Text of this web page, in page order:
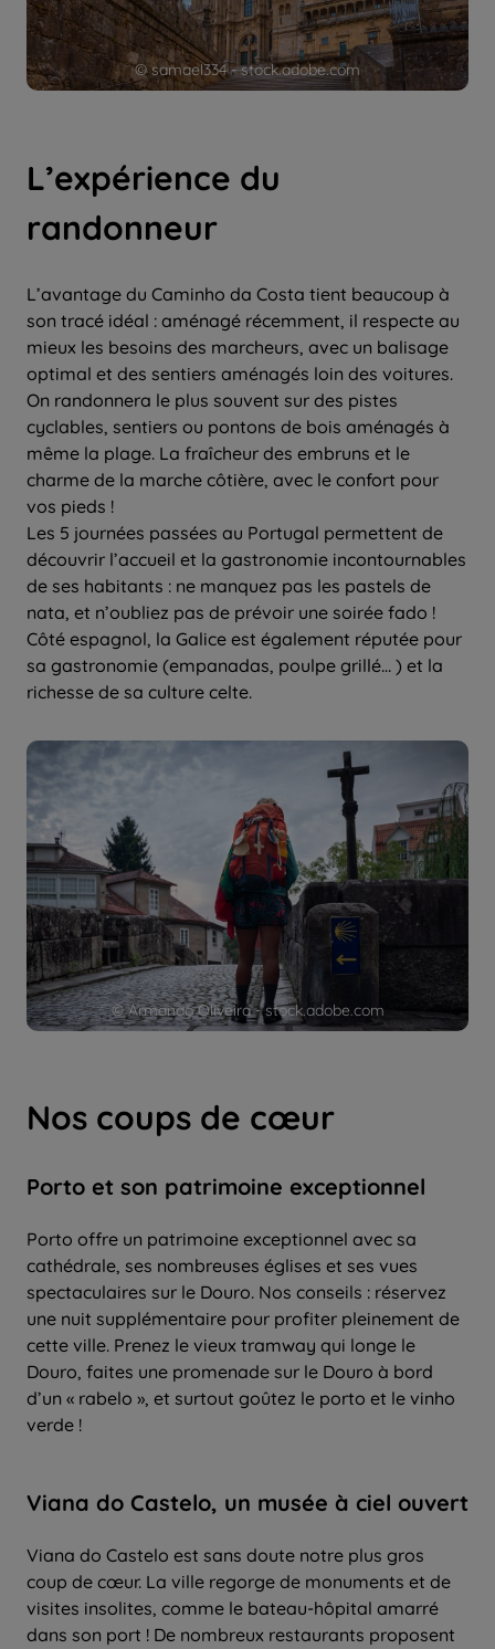
© samael334 - stock.adobe.com
© Armando Oliveira - stock.adobe.com
L’expérience du
randonneur
L’avantage du Caminho da Costa tient beaucoup à
son tracé idéal : aménagé récemment, il respecte au
mieux les besoins des marcheurs, avec un balisage
optimal et des sentiers aménagés loin des voitures.
On randonnera le plus souvent sur des pistes
cyclables, sentiers ou pontons de bois aménagés à
même la plage. La fraîcheur des embruns et le
charme de la marche côtière, avec le confort pour
vos pieds !
Les 5 journées passées au Portugal permettent de
découvrir l’accueil et la gastronomie incontournables
de ses habitants : ne manquez pas les pastels de
nata, et n’oubliez pas de prévoir une soirée fado !
Côté espagnol, la Galice est également réputée pour
sa gastronomie (empanadas, poulpe grillé… ) et la
richesse de sa culture celte.
Nos coups de cœur
Porto et son patrimoine exceptionnel
Porto offre un patrimoine exceptionnel avec sa
cathédrale, ses nombreuses églises et ses vues
spectaculaires sur le Douro. Nos conseils : réservez
une nuit supplémentaire pour profiter pleinement de
cette ville. Prenez le vieux tramway qui longe le
Douro, faites une promenade sur le Douro à bord
d’un « rabelo », et surtout goûtez le porto et le vinho
verde !
Viana do Castelo, un musée à ciel ouvert
Viana do Castelo est sans doute notre plus gros
coup de cœur. La ville regorge de monuments et de
visites insolites, comme le bateau-hôpital amarré
dans son port ! De nombreux restaurants proposent